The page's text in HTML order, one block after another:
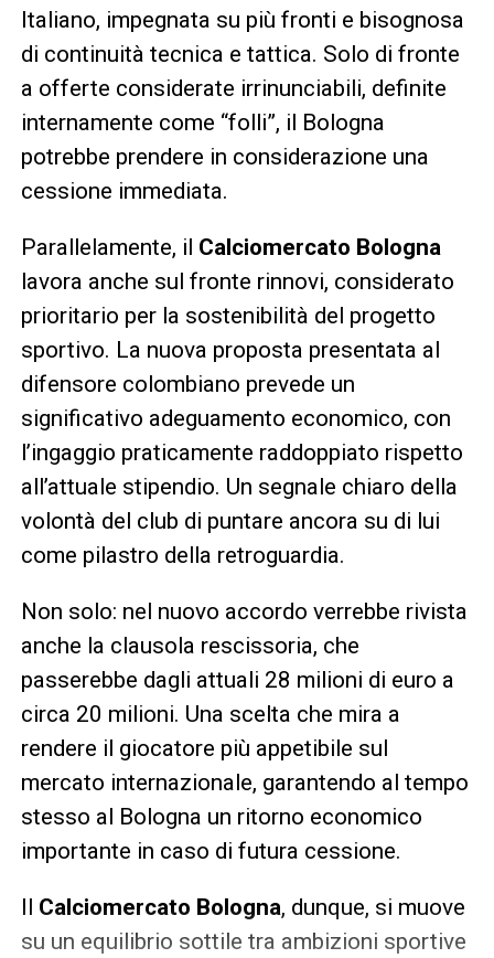
Italiano, impegnata su più fronti e bisognosa
di continuità tecnica e tattica. Solo di fronte
a offerte considerate irrinunciabili, definite
internamente come “folli”, il Bologna
potrebbe prendere in considerazione una
cessione immediata.
Parallelamente, il Calciomercato Bologna
lavora anche sul fronte rinnovi, considerato
prioritario per la sostenibilità del progetto
sportivo. La nuova proposta presentata al
difensore colombiano prevede un
significativo adeguamento economico, con
l’ingaggio praticamente raddoppiato rispetto
all’attuale stipendio. Un segnale chiaro della
volontà del club di puntare ancora su di lui
come pilastro della retroguardia.
Non solo: nel nuovo accordo verrebbe rivista
anche la clausola rescissoria, che
passerebbe dagli attuali 28 milioni di euro a
circa 20 milioni. Una scelta che mira a
rendere il giocatore più appetibile sul
mercato internazionale, garantendo al tempo
stesso al Bologna un ritorno economico
importante in caso di futura cessione.
Il Calciomercato Bologna, dunque, si muove
su un equilibrio sottile tra ambizioni sportive